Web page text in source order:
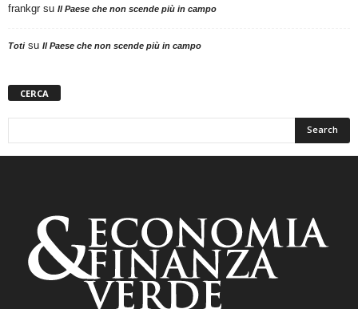
frankgr su Il Paese che non scende più in campo
Totisu Il Paese che non scende più in campo
CERCA